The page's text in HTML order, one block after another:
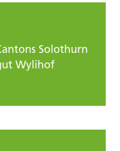
Solothurn
Wylihof